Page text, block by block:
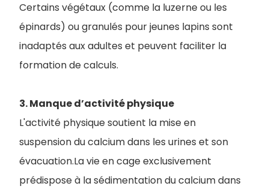
Certains végétaux (comme la luzerne ou les
épinards) ou granulés pour jeunes lapins sont
inadaptés aux adultes et peuvent faciliter la
formation de calculs.
3. Manque d’activité physique
L'activité physique soutient la mise en
suspension du calcium dans les urines et son
évacuation.La vie en cage exclusivement
prédispose à la sédimentation du calcium dans